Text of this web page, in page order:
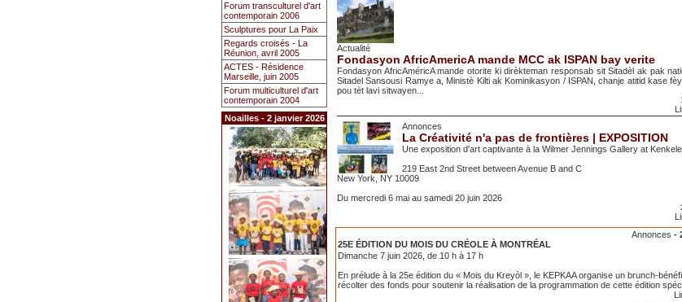
Forum transculturel d'art
contemporain 2006
Sculptures pour La Paix
Regards croisés - La
Réunion, avril 2005
ACTES - Résidence
Marseille, juin 2005
Forum multiculturel d'art
contemporain 2004
Noailles - 2 janvier 2026
Actualité
Fondasyon AfricAmericA mande MCC ak ISPAN bay verite
Fondasyon AfricAméricA mande otorite ki dirèkteman responsab sit Sitadèl ak pak
Sitadel Sansousi Ramye a, Ministè Kilti ak Kominikasyon / ISPAN, chanje atitid kase
pou tèt lavi sitwayen...
Annonces
La Créativité n'a pas de frontières | EXPOSITION
Une exposition d'art captivante à la Wilmer Jennings Gallery at
219 East 2nd Street between Avenue B and C
New York, NY 10009
Du mercredi 6 mai au samedi 20 juin 2026
Annonces -
25E ÉDITION DU MOIS DU CRÉOLE À MONTRÉAL
Dimanche 7 juin 2026, de 10 h à 17 h
En prélude à la 25e édition du « Mois du Kreyòl », le KEPKAA organise un brunch-
récolter des fonds pour soutenir la réalisation de la programmation de cette édition